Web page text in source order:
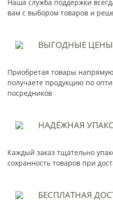
Наша служба поддержки
вам с выбором товаров и
ВЫГОДНЫЕ ЦЕНЫ
Приобретая товары
получаете продукцию по
посредников
НАДЁЖНАЯ
Каждый заказ тщательно
сохранность товаров при
БЕСПЛАТНАЯ